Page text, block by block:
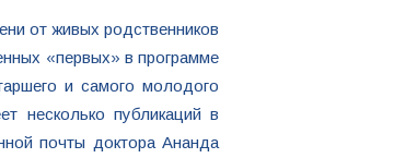
от живых родственников
«первых» в программе
и самого молодого
несколько публикаций в
почты доктора Ананда